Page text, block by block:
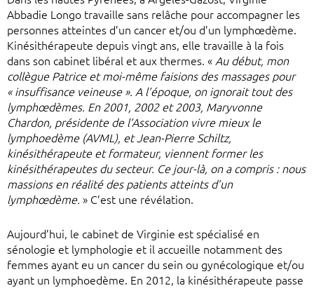
Abbadie Longo travaille sans relâche pour accompagner les
personnes atteintes d’un cancer et/ou d’un lymphœdème.
Kinésithérapeute depuis vingt ans, elle travaille à la fois
dans son cabinet libéral et aux thermes. « Au début, mon
collègue Patrice et moi-même faisions des massages pour
« insuffisance veineuse ». A l’époque, on ignorait tout des
lymphœdèmes. En 2001, 2002 et 2003, Maryvonne
Chardon, présidente de l’Association vivre mieux le
lymphoedème (AVML), et Jean-Pierre Schiltz,
kinésithérapeute et formateur, viennent former les
kinésithérapeutes du secteur. Ce jour-là, on a compris : nous
massions en réalité des patients atteints d’un
lymphœdème. » C’est une révélation.
Aujourd’hui, le cabinet de Virginie est spécialisé en
sénologie et lymphologie et il accueille notamment des
femmes ayant eu un cancer du sein ou gynécologique et/ou
ayant un lymphoedème. En 2012, la kinésithérapeute passe